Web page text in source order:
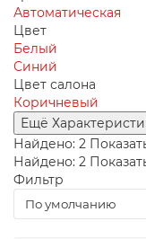
Автоматическая
Цвет
Белый
Синий
Цвет салона
Коричневый
Ещё
Найдено: 2
Найдено: 2
Фильтр